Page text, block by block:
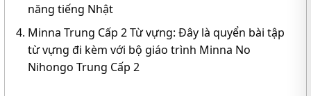
năng tiếng Nhật
Minna Trung Cấp 2 Từ vựng: Đây là quyển bài tập
từ vựng đi kèm với bộ giáo trình Minna No
Nihongo Trung Cấp 2